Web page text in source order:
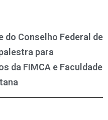
do Conselho Federal de
para
da FIMCA e Faculdade